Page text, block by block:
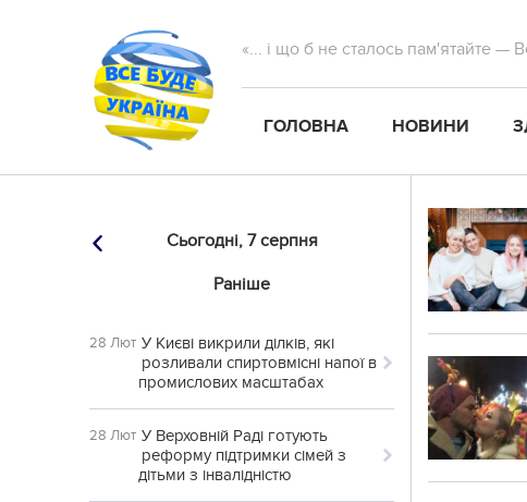
«... і що б не сталось пам'ятайте —
ГОЛОВНА НОВИНИ
Сьогодні, 7 серпня
Раніше
28 Лют У Києві викрили ділків, які
розливали спиртовмісні напої в
промислових масштабах
28 Лют У Верховній Раді готують
реформу підтримки сімей з
дітьми з інвалідністю